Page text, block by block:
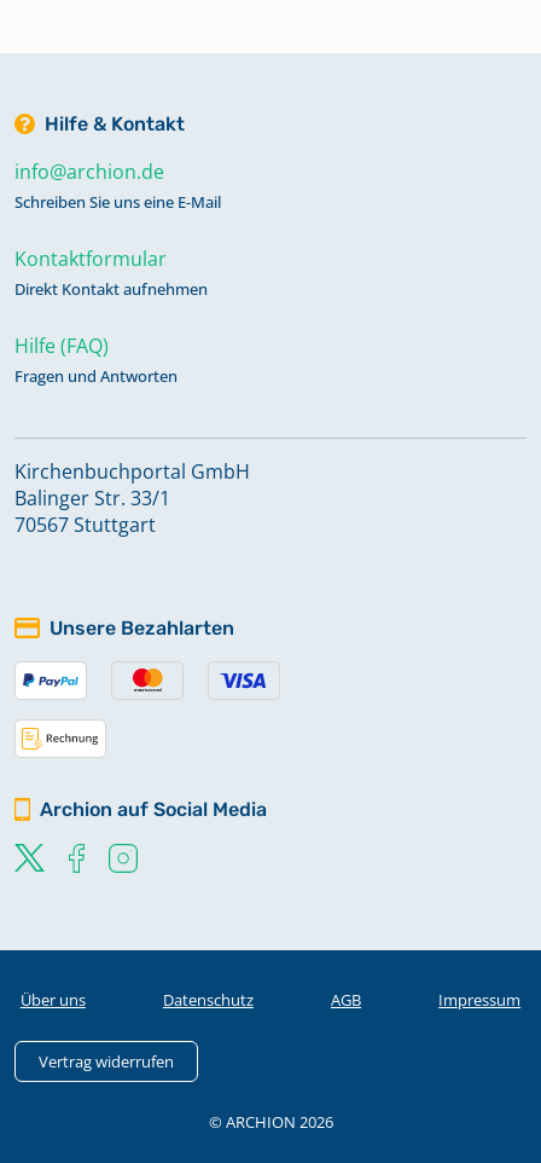
Hilfe & Kontakt
info@archion.de
Schreiben Sie uns eine E-Mail
Kontaktformular
Direkt Kontakt aufnehmen
Hilfe (FAQ)
Fragen und Antworten
Kirchenbuchportal GmbH
Balinger Str. 33/1
70567 Stuttgart
Unsere Bezahlarten
Archion auf Social Media
Über uns Datenschutz AGB Impressum
Vertrag widerrufen
© ARCHION 2026